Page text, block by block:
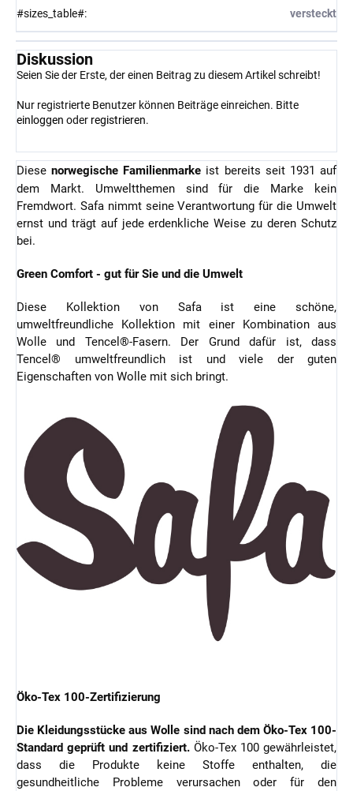
#sizes_table#: versteckt
Diskussion
Seien Sie der Erste, der einen Beitrag zu diesem Artikel schreibt!
Nur registrierte Benutzer können Beiträge einreichen. Bitte
einloggen oder registrieren.
Diesenorwegische Familienmarke ist bereits seit 1931 auf
dem Markt. Umweltthemen sind für die Marke kein
Fremdwort. Safa nimmt seine Verantwortung für die Umwelt
ernst und trägt auf jede erdenkliche Weise zu deren Schutz
bei.
Green Comfort - gut für Sie und die Umwelt
Diese Kollektion von Safa ist eine schöne,
umweltfreundliche Kollektion mit einer Kombination aus
Wolle und Tencel®-Fasern. Der Grund dafür ist, dass
Tencel® umweltfreundlich ist und viele der guten
Eigenschaften von Wolle mit sich bringt.
Öko-Tex 100-Zertifizierung
Die Kleidungsstücke aus Wolle sind nach dem Öko-Tex 100-
Standard geprüft und zertifiziert.Öko-Tex 100 gewährleistet,
dass die Produkte keine Stoffe enthalten, die
gesundheitliche Probleme verursachen oder für den